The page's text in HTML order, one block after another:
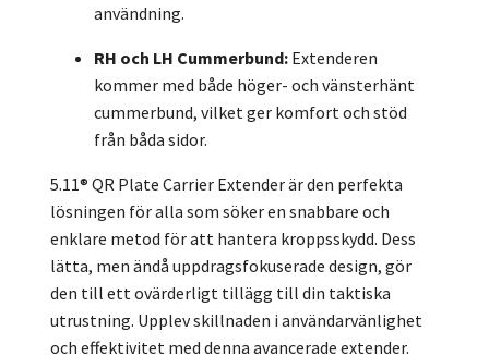
användning.
RH och LH Cummerbund: Extenderen
kommer med både höger- och vänsterhänt
cummerbund, vilket ger komfort och stöd
från båda sidor.
5.11® QR Plate Carrier Extender är den perfekta
lösningen för alla som söker en snabbare och
enklare metod för att hantera kroppsskydd. Dess
lätta, men ändå uppdragsfokuserade design, gör
den till ett ovärderligt tillägg till din taktiska
utrustning. Upplev skillnaden i användarvänlighet
och effektivitet med denna avancerade extender.